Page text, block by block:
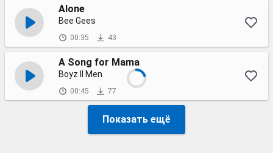
Alone
Bee Gees
00:35 43
A Song for Mama
Boyz II Men
00:45 77
Показать ещё